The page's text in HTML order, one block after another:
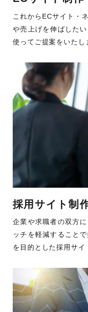
これからECサイト・
や売上げを伸ばした
使ってご提案をいたし
採用サイト制
企業や求職者の双方
ッチを軽減すること
を目的とした採用サイ